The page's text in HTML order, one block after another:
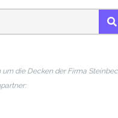
um die Decken der Firma